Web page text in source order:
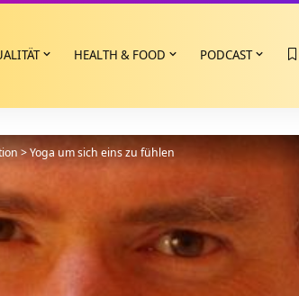
HEALTH & FOOD PODCAST
>Yoga um sich eins zu fühlen